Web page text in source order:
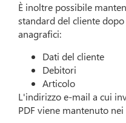
È inoltre possibile
standard del cliente
anagrafici:
Dati del cliente
Debitori
Articolo
L'indirizzo e-mail a cui
PDF viene mantenuto